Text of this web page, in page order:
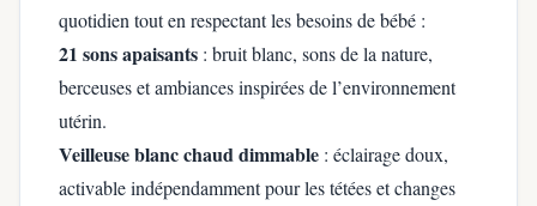
quotidien tout en respectant les besoins de bébé :
21 sons apaisants : bruit blanc, sons de la nature,
berceuses et ambiances inspirées de l’environnement
utérin.
Veilleuse blanc chaud dimmable : éclairage doux,
activable indépendamment pour les tétées et changes